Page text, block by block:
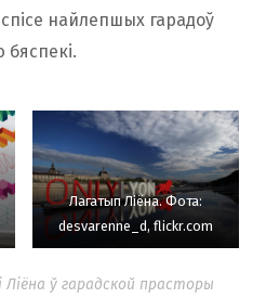
найлепшых гарадоў
Лагатып Ліёна. Фота:
desvarenne_d, flickr.com
ў гарадской прасторы